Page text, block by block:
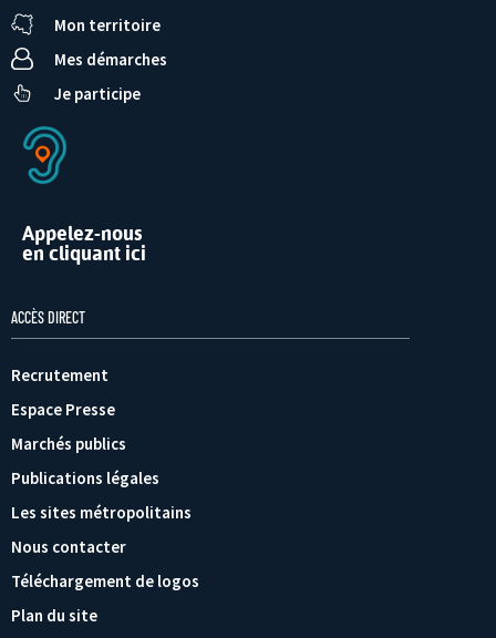
Mon territoire
Mes démarches
Je participe
Appelez-nous
en cliquant ici
ACCÈS DIRECT
Recrutement
Espace Presse
Marchés publics
Publications légales
Les sites métropolitains
Nous contacter
Téléchargement de logos
Plan du site